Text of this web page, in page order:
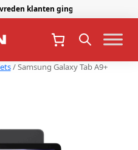
klanten gingen je voor.
/ Samsung Galaxy Tab A9+